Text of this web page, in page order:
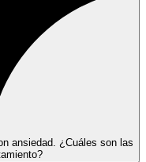
ansiedad. ¿Cuáles son las